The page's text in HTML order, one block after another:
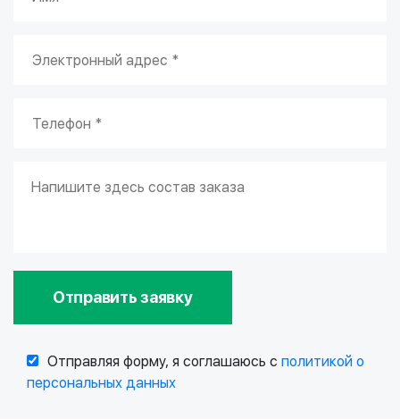
Отправить заявку
Отправляя форму, я соглашаюсь с политикой о
персональных данных